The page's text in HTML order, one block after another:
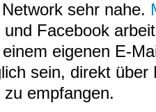
sehr nahe.
Facebook
eigenen E-
sein, direkt über
empfangen.